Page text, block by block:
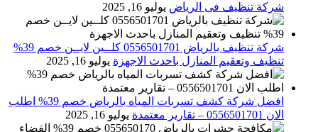
شركة تنظيف فى الرياض يوليو 16, 2025
شركة تنظيف بالرياض 0556501701 كلــين لايــن خصم 39%
تنظيف وتعقيم المنازل باحدث الاجهزة يوليو 16, 2025
افضل شركة كشف تسربات المياه بالرياض خصم 39% اطلب
الان 0556501701‬‏ – تقارير معتمدة
يوليو 16, 2025